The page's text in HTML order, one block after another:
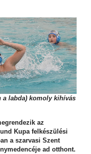
a labda) komoly kihívás
az
Kupa felkészülési
a szarvasi Szent
ad otthont.